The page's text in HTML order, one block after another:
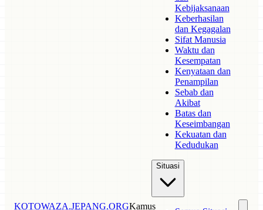
KOTOWAZA.JEPANG.ORGKamus
Kebijaksanaan
Keberhasilan
dan Kegagalan
Sifat Manusia
Waktu dan
Kesempatan
Kenyataan dan
Penampilan
Sebab dan
Akibat
Batas dan
Keseimbangan
Kekuatan dan
Kedudukan
Situasi